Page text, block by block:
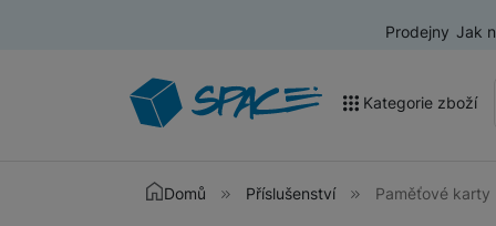
Prodejny Jak
Kategorie zboží
Akce a výprodej
Domů Příslušenství Paměťové karty